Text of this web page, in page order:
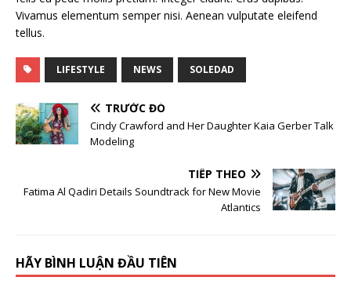
Vivamus elementum semper nisi. Aenean vulputate eleifend
tellus.
LIFESTYLE NEWS SOLEDAD
TRƯỚC ĐÓ
Cindy Crawford and Her Daughter Kaia Gerber Talk
Modeling
TIẾP THEO
Fatima Al Qadiri Details Soundtrack for New Movie
Atlantics
HÃY BÌNH LUẬN ĐẦU TIÊN